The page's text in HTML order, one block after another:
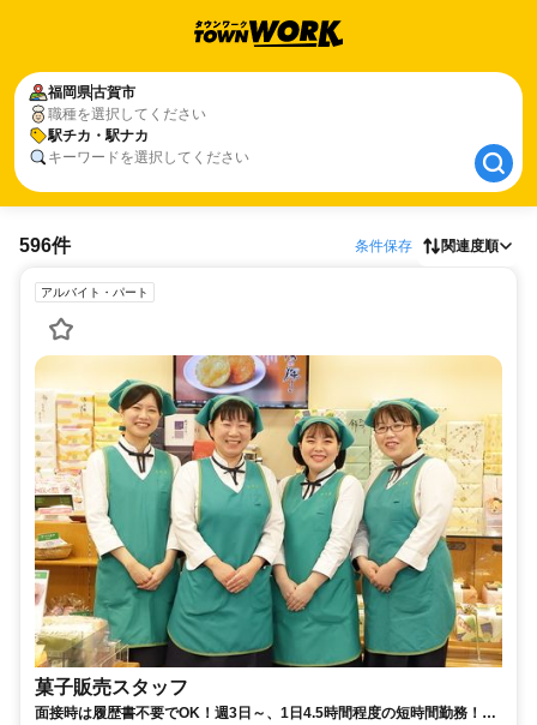
福岡県古賀市
職種を選択してください
駅チカ・駅ナカ
キーワードを選択してください
福岡県古賀市
駅チカ・駅ナカ
596件 条件保存 関連度順
アルバイト・パート
菓子販売スタッフ
面接時は履歴書不要でOK！週3日～、1日4.5時間程度の短時間勤務！扶